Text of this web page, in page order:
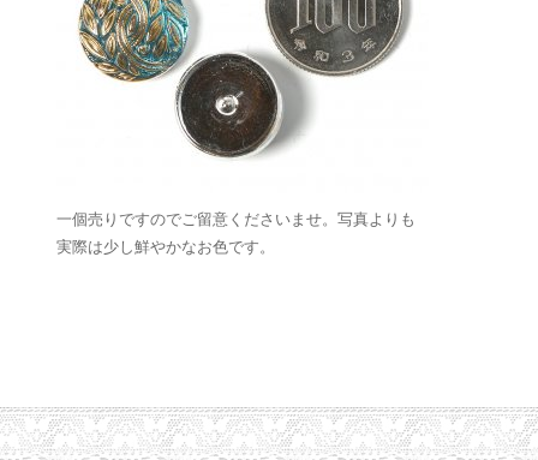
一個売りですのでご留意くださいませ。写真よりも
実際は少し鮮やかなお色です。